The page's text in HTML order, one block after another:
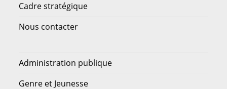
Cadre stratégique
Nous contacter
Administration publique
Genre et Jeunesse